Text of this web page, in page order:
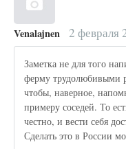
Venalajnen 2 февраля
Заметка не для того
ферму трудолюбивыми
чтобы, наверное,
примеру соседей. То
честно, и вести себя
Сделать это в России